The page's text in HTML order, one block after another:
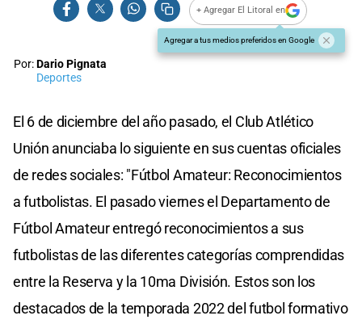
+ Agregar El Litoral en
Agregar a tus medios preferidos en Google
Por:Dario Pignata
Deportes
El 6 de diciembre del año pasado, el Club Atlético
Unión anunciaba lo siguiente en sus cuentas oficiales
de redes sociales: "Fútbol Amateur: Reconocimientos
a futbolistas. El pasado viernes el Departamento de
Fútbol Amateur entregó reconocimientos a sus
futbolistas de las diferentes categorías comprendidas
entre la Reserva y la 10ma División. Estos son los
destacados de la temporada 2022 del futbol formativo